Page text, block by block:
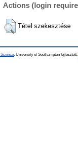
Actions (login
Tétel szekesztése
, University of Southampton fejlesztett.